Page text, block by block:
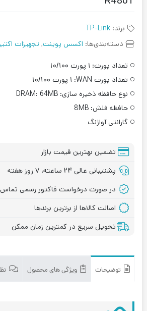
برند: TP-Link
دسته‌بندی‌ها: اکسس پوینت, تجهیزات
تعداد پورت: ۱ پورت ۱۰/۱۰۰
تعداد پورت WAN:
۱ پورت ۱۰/۱۰۰
نوع حافظه ذخیره سازی: DRAM: 64MB
حافظه فلش: 8MB
گارانتی آواژنگ
تضمین بهترین قیمت بازار
پشتیبانی عالی ۲۴ ساعته، ۷ روز هفته
در صورت درخواست فاکتور رسمی تماس
اصالت کالاها از برترین برندها
تحویل سریع در کمترین زمان ممکن
توضیحات ویژگی های محصول